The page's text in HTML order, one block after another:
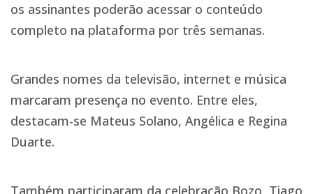
os assinantes poderão acessar o conteúdo
completo na plataforma por três semanas.
Grandes nomes da televisão, internet e música
marcaram presença no evento. Entre eles,
destacam-se Mateus Solano, Angélica e Regina
Duarte.